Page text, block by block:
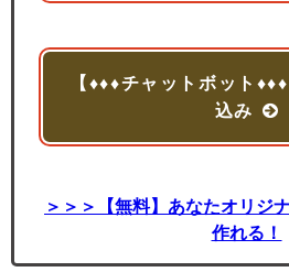
【♦♦♦チャットボット
込み
＞＞＞【無料】あなたオリジ
作れる！